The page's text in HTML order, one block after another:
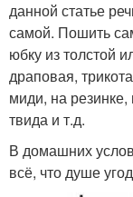
данной статье
самой. Пошить
юбку из толстой
драповая,
миди, на
твида и т.д.
В домашних
всё, что душе